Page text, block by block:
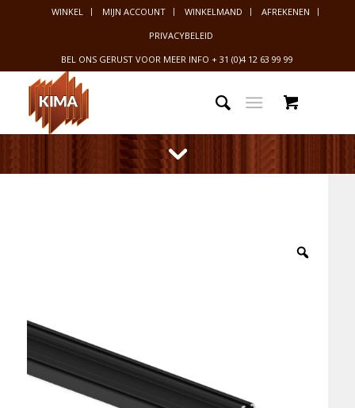
WINKEL MIJN ACCOUNT WINKELMAND
AFREKENEN
PRIVACYBELEID
BEL ONS GERUST VOOR MEER INFO+ 31 (0)4 12 63 99 99